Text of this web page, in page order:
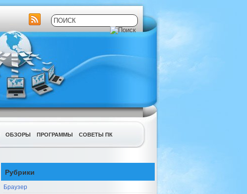
ОБЗОРЫ ПРОГРАММЫ СОВЕТЫ ПК
Рубрики
Браузер